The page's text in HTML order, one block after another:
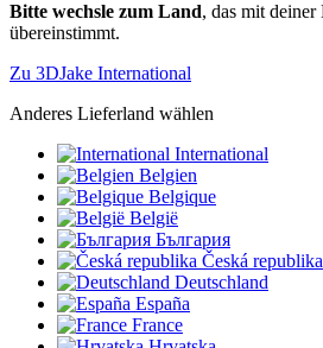
Bitte wechsle zum Land, das mit deiner
übereinstimmt.
Zu 3DJake International
Anderes Lieferland wählen
International
Belgien
Belgique
België
България
Česká republika
Deutschland
España
France